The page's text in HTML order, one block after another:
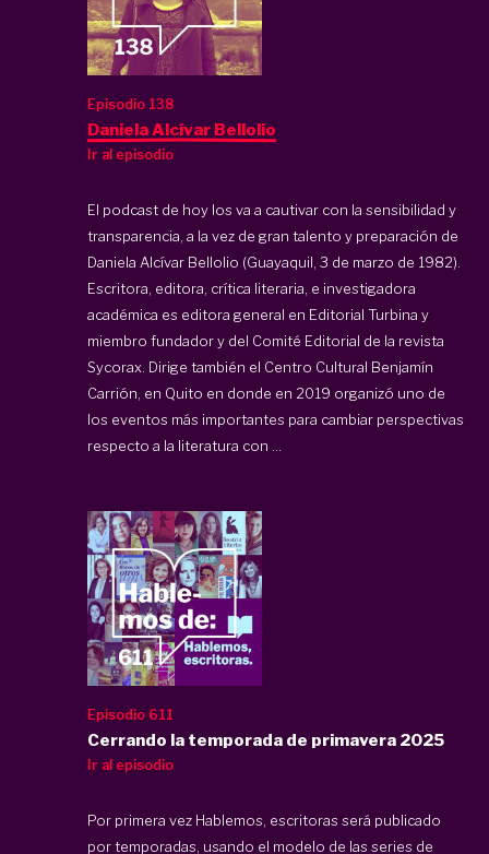
Episodio 138
Daniela Alcívar Bellolio
Ir al episodio
El podcast de hoy los va a cautivar con la sensibilidad y
transparencia, a la vez de gran talento y preparación de
Daniela Alcívar Bellolio (Guayaquil, 3 de marzo de 1982).
Escritora, editora, crítica literaria, e investigadora
académica es editora general en Editorial Turbina y
miembro fundador y del Comité Editorial de la revista
Sycorax . Dirige también el Centro Cultural Benjamín
Carrión, en Quito en donde en 2019 organizó uno de
los eventos más importantes para cambiar perspectivas
respecto a la literatura con ...
Episodio 611
Cerrando la temporada de primavera 2025
Ir al episodio
Por primera vez Hablemos, escritoras será publicado
por temporadas, usando el modelo de las series de